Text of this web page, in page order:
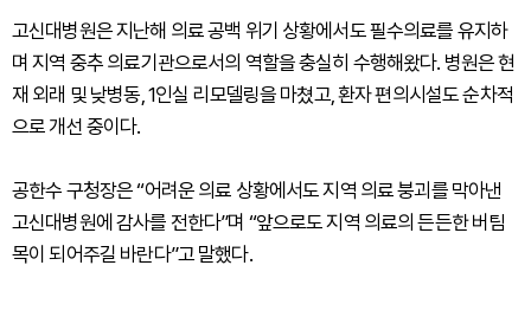
고신대병원은 지난해 의료 공백 위기 상황에서도 필수의료를 유지하
며 지역 중추 의료기관으로서의 역할을 충실히 수행해왔다. 병원은 현
재 외래 및 낮병동, 1인실 리모델링을 마쳤고, 환자 편의시설도 순차적
으로 개선 중이다.
공한수 구청장은 “어려운 의료 상황에서도 지역 의료 붕괴를 막아낸
고신대병원에 감사를 전한다”며 “앞으로도 지역 의료의 든든한 버팀
목이 되어주길 바란다”고 말했다.